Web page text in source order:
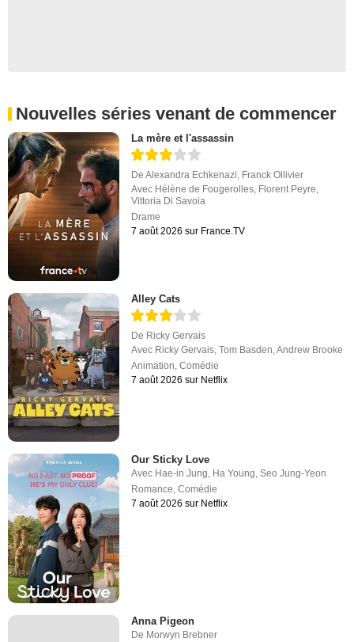
Nouvelles séries venant de commencer
La mère et l'assassin
DeAlexandra Echkenazi Franck Ollivier
Avec Hélène de Fougerolles Florent Peyre
Vittoria Di Savoia
Drame
7 août 2026 sur France.TV
Alley Cats
De Ricky Gervais
Avec Ricky Gervais,Tom Basden,Andrew Brooke
Animation,Comédie
7 août 2026 sur Netflix
Our Sticky Love
Avec Hae-in Jung, Ha Young,Seo Jung-Yeon
Romance,Comédie
7 août 2026 sur Netflix
Anna Pigeon
De Morwyn Brebner